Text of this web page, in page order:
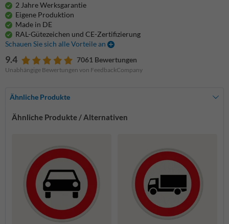
2 Jahre Werksgarantie
Eigene Produktion
Made in DE
RAL-Gütezeichen und CE-Zertifizierung
Schauen Sie sich alle Vorteile an
9.4 7061 Bewertungen
Unabhängige Bewertungen von FeedbackCompany
Ähnliche Produkte
Ähnliche Produkte / Alternativen